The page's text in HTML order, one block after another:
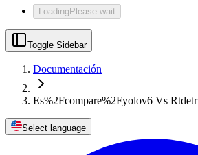
LoadingPlease wait
Toggle Sidebar
Documentación
Es%2Fcompare%2Fyolov6 Vs Rtdetr
Select language